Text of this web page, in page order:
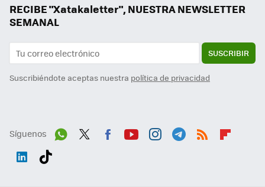
RECIBE "Xatakaletter", NUESTRA NEWSLETTER
SEMANAL
SUSCRIBIR
Suscribiéndote aceptas nuestra política de privacidad
Síguenos